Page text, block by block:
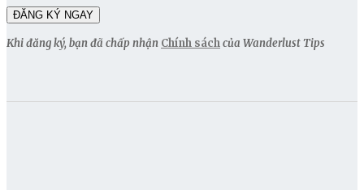
Khi đăng ký, bạn đã chấp nhận Chính sáchcủa Wanderlust Tips